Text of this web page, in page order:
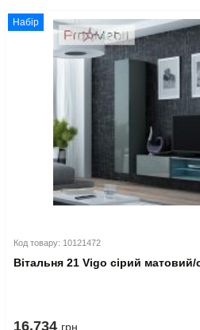
Набір
Код товару: 10121472
Вітальня 21 Vigo сірий матовий/
16.734 грн